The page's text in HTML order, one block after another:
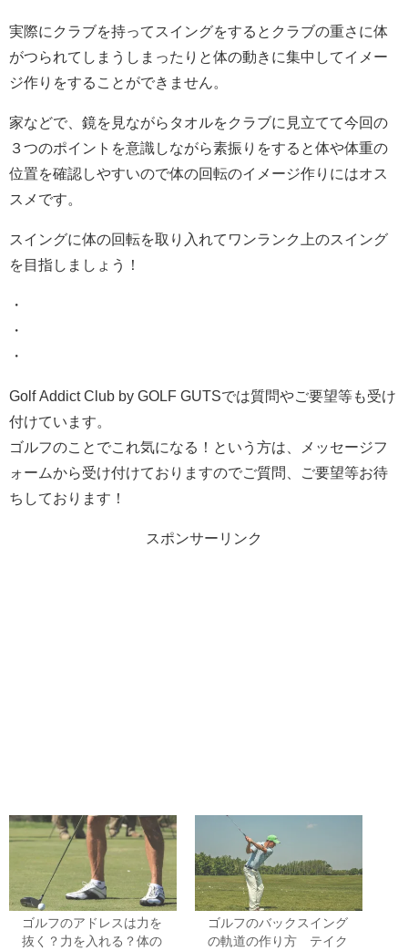
実際にクラブを持ってスイングをするとクラブの重さに体
がつられてしまうしまったりと体の動きに集中してイメー
ジ作りをすることができません。
家などで、鏡を見ながらタオルをクラブに見立てて今回の
３つのポイントを意識しながら素振りをすると体や体重の
位置を確認しやすいので体の回転のイメージ作りにはオス
スメです。
スイングに体の回転を取り入れてワンランク上のスイング
を目指しましょう！
・
・
・
Golf Addict Club by GOLF GUTSでは質問やご要望等も受け
付けています。
ゴルフのことでこれ気になる！という方は、メッセージフ
ォームから受け付けておりますのでご質問、ご要望等お待
ちしております！
スポンサーリンク
ゴルフのアドレスは力を
抜く？力を入れる？体の
ゴルフのバックスイング
の軌道の作り方 テイク